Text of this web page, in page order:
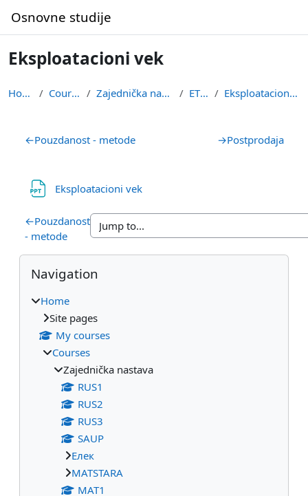
Osnovne studije
Eksploatacioni vek
Home Courses Zajednička nastava ETSU Eksploatacioni vek
Section outline
←Pouzdanost - metode →Postprodaja
Eksploatacioni vek
←Pouzdanost
- metode
Blocks
Skip Navigation
Navigation
Home
Site pages
My courses
Courses
Zajednička nastava
RUS1
RUS2
RUS3
SAUP
Eлек
МАТSTARA
МАТ1